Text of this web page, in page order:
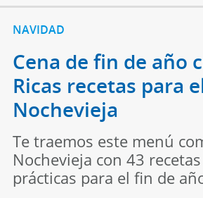
NAVIDAD
Cena de fin de año
Ricas recetas para
Nochevieja
Te traemos este menú
Nochevieja con 43
prácticas para el fin de